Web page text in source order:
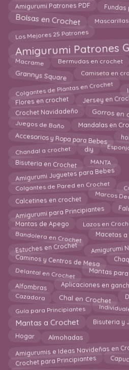
Amigurumi Patrones PDF Fundas
Bolsas en Crochet Mascarillas
Los Mejores 25 Patrones
Amigurumi Patrones
Macrame Bermudas en crochet
Grannys Square Camiseta en
Colgantes de Plantas en Crochet
Flores en crochet Jersey en
Crochet Navidadeño Gorros en
Juegos de Baño Mandalas en
Accesorios y Ropa para Bebes
Chandal a crochet diy
Bisutería en Crochet MANTA
Amigurumi Juguetes para Bebes
Colgantes de Pared en Crochet
Calcetines en crochet Marcos
Amigurumi para Principiantes
Mantas de Apego Lazos en
Bandolera en Crochet Macetas
Estuches en Crochet Amigurumi
Caminos y Centros de Mesa
Delantal en Crochet Mantas
Alfombras Aplicaciones en
Cazadora Chal en Crochet
Guía para Principiantes
Mantas a Crochet Bisuteria y
Hogar Almohadas
Amigurumis e Ideas Navideñas en
Crochet para Principiantes